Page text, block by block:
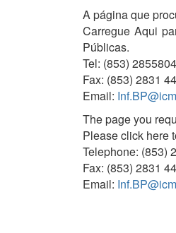
A página que
Carregue Aqui
Públicas.
Tel: (853)
Fax: (853) 2831
Email:
The page you
Please click here
Telephone: (853)
Fax: (853) 2831
Email: